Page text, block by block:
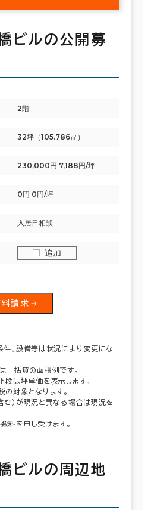
ビルの公開募
2階
32坪（105.786㎡）
230,000円 7,188円/坪
0円 0円/坪
入居日相談
追加
料請求
、設備等は状況により変更にな
一括貸の面積例です。
は坪単価を表示します。
対象となります。
）が現況と異なる場合は現況を
料を申し受けます。
ビルの周辺地